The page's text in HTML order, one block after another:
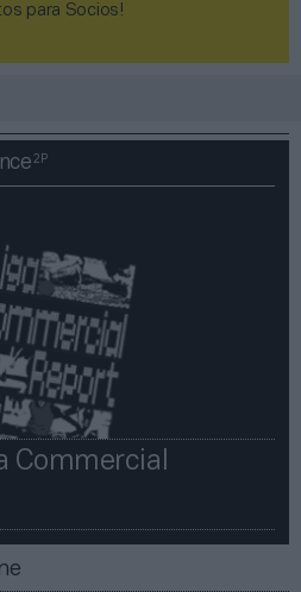
para Socios!​​​​​​​
2P
Commercial